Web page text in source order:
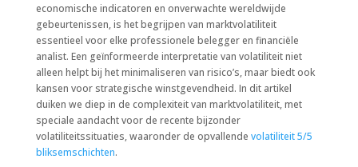
economische indicatoren en onverwachte wereldwijde
gebeurtenissen, is het begrijpen van marktvolatiliteit
essentieel voor elke professionele belegger en financiële
analist. Een geïnformeerde interpretatie van volatiliteit niet
alleen helpt bij het minimaliseren van risico’s, maar biedt ook
kansen voor strategische winstgevendheid. In dit artikel
duiken we diep in de complexiteit van marktvolatiliteit, met
speciale aandacht voor de recente bijzonder
volatiliteitssituaties, waaronder de opvallende volatiliteit 5/5
bliksemschichten.